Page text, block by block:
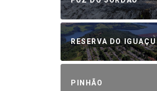
RESERVA DO IGUAÇU
PINHÃO